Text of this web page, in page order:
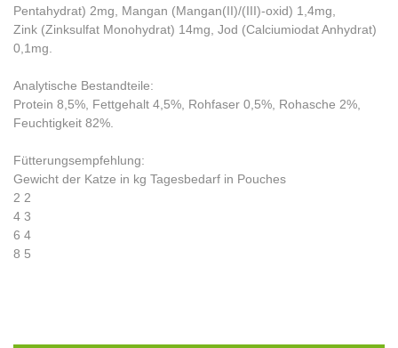
Pentahydrat) 2mg, Mangan (Mangan(II)/(III)-oxid) 1,4mg,
Zink (Zinksulfat Monohydrat) 14mg, Jod (Calciumiodat Anhydrat)
0,1mg.
Analytische Bestandteile:
Protein 8,5%, Fettgehalt 4,5%, Rohfaser 0,5%, Rohasche 2%,
Feuchtigkeit 82%.
Fütterungsempfehlung:
Gewicht der Katze in kg Tagesbedarf in Pouches
2 2
4 3
6 4
8 5